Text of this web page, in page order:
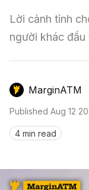
Sàn Giao
Công Cụ
Mô Hình
GameFi
Lời cảnh tỉnh
người khác đầu
MarginATM
Published Aug 12
4 min read